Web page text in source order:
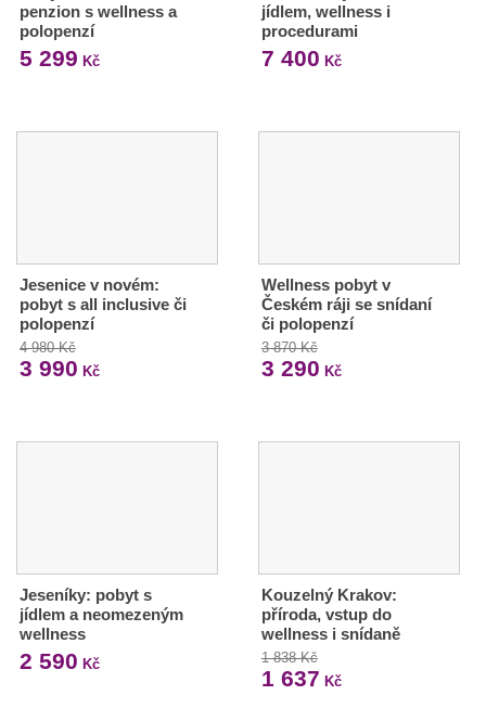
penzion s wellness a
polopenzí
5 299 Kč
jídlem, wellness i
procedurami
7 400 Kč
Jesenice v novém:
pobyt s all inclusive či
polopenzí
4 980 Kč
3 990 Kč
Wellness pobyt v
Českém ráji se snídaní
či polopenzí
3 870 Kč
3 290 Kč
Jeseníky: pobyt s
jídlem a neomezeným
wellness
2 590 Kč
Kouzelný Krakov:
příroda, vstup do
wellness i snídaně
1 838 Kč
1 637 Kč